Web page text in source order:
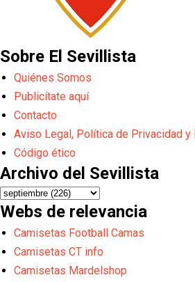
Sobre El Sevillista
Quiénes Somos
Publicítate aquí
Contacto
Aviso Legal, Política de Privacidad
Código ético
Archivo del Sevillista
Webs de relevancia
Camisetas Football Camas
Camisetas CT info
Camisetas Mardelshop